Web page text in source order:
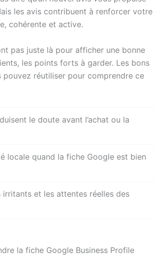
les avis contribuent à renforcer votre
cohérente et active.
pas juste là pour afficher une bonne
les points forts à garder. Les bons
réutiliser pour comprendre ce
le doute avant l’achat ou la
locale quand la fiche Google est bien
et les attentes réelles des
la fiche Google Business Profile